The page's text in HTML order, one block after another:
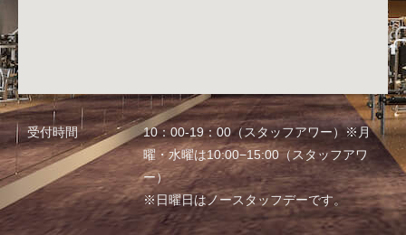
受付時間
10：00-19：00（スタッフアワー）※月
曜・水曜は10:00−15:00（スタッフアワ
ー）
※日曜日はノースタッフデーです。